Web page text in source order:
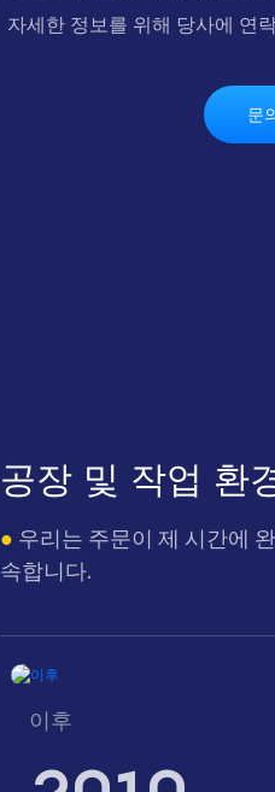
자세한 정보를 위해 당사에 연
문
공장 및 작업 환
● 우리는 주문이 제 시간에
속합니다.
이후